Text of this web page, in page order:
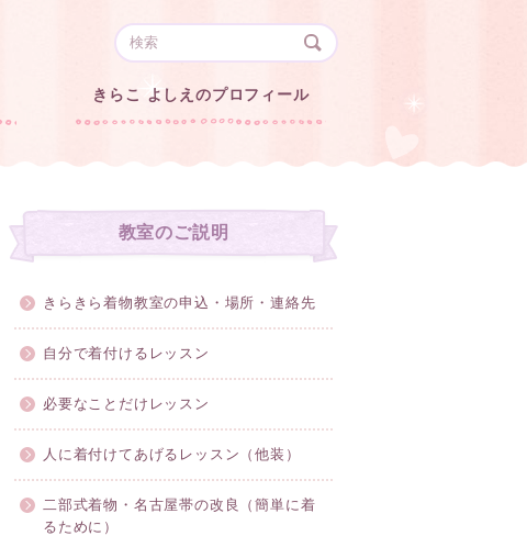
きらこ よしえのプロフィール
教室のご説明
きらきら着物教室の申込・場所・連絡先
自分で着付けるレッスン
必要なことだけレッスン
人に着付けてあげるレッスン（他装）
二部式着物・名古屋帯の改良（簡単に着
るために）